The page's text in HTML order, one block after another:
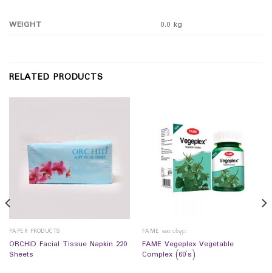
WEIGHT 0.0 kg
RELATED PRODUCTS
PAPER PRODUCTS
ORCHID Facial Tissue Napkin 220
Sheets
FAME ဆေးဝါးများ
FAME Vegeplex Vegetable
Complex (60`s)